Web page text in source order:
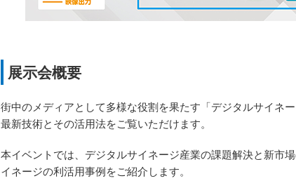
展示会概要
街中のメディアとして多様な役割を果たす「デジタルサイネ
最新技術とその活用法をご覧いただけます。
本イベントでは、デジタルサイネージ産業の課題解決と新市
イネージの利活用事例をご紹介します。